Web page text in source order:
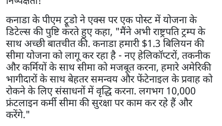
कनाडा के पीएम ट्रूडो ने एक्स पर एक पोस्ट में योजना के
डिटेल्स की पुष्टि करते हुए कहा, "मैंने अभी राष्ट्रपति ट्रम्प के
साथ अच्छी बातचीत की. कनाडा हमारी $1.3 बिलियन की
सीमा योजना को लागू कर रहा है - नए हेलिकॉप्टरों, तकनीक
और कर्मियों के साथ सीमा को मजबूत करना, हमारे अमेरिकी
भागीदारों के साथ बेहतर समन्वय और फेंटेनाइल के प्रवाह को
रोकने के लिए संसाधनों में वृद्धि करना. लगभग 10,000
फ्रंटलाइन कर्मी सीमा की सुरक्षा पर काम कर रहे हैं और
करेंगे."